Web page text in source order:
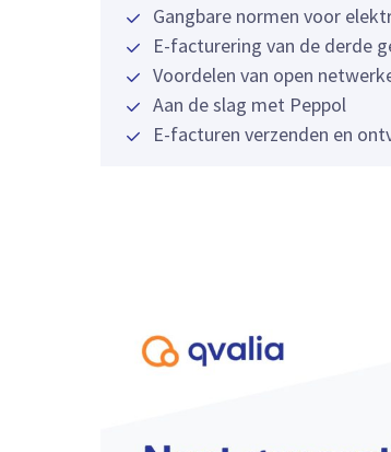
Gangbare normen voor
E-facturering van de derde
Voordelen van open
Aan de slag met Peppol
E-facturen verzenden en